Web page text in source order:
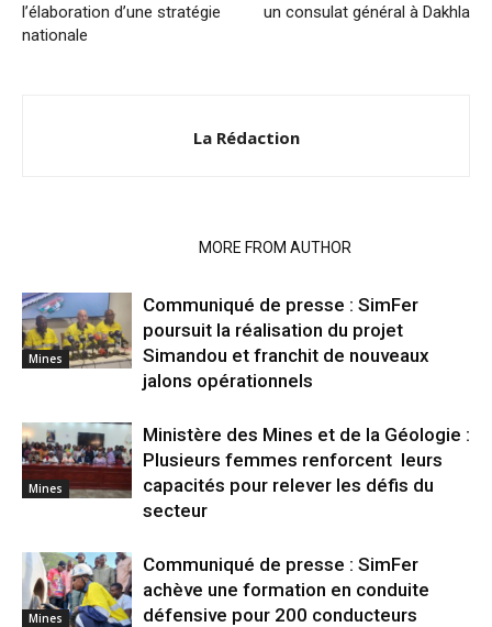
l’élaboration d’une stratégie
nationale
un consulat général à Dakhla
La Rédaction
MORE FROM AUTHOR
Mines
Communiqué de presse : SimFer
poursuit la réalisation du projet
Simandou et franchit de nouveaux
jalons opérationnels
Mines
Ministère des Mines et de la Géologie :
Plusieurs femmes renforcent leurs
capacités pour relever les défis du
secteur
Mines
Communiqué de presse : SimFer
achève une formation en conduite
défensive pour 200 conducteurs